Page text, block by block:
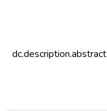
dc.description.abstract